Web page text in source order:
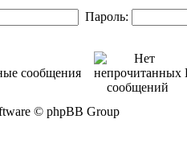
Пароль:
сообщения
© phpBB Group